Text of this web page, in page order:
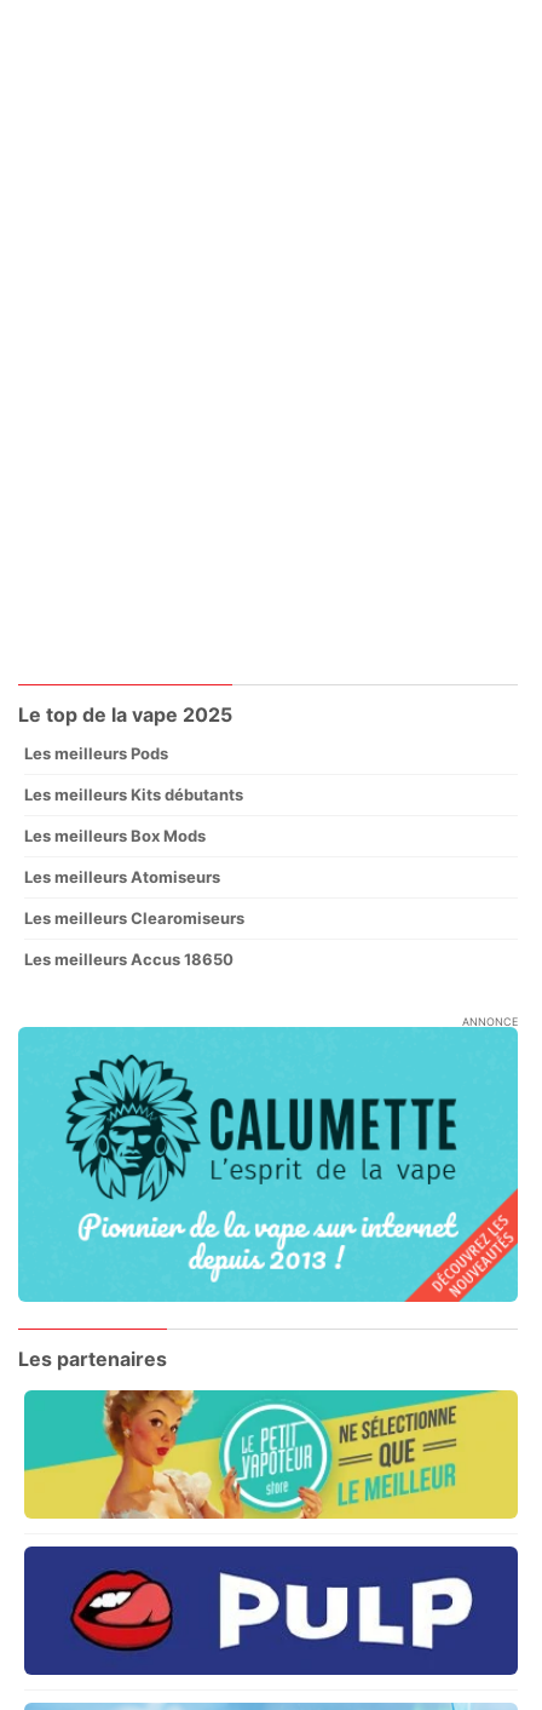
Le top de la vape 2025
Les meilleurs Pods
Les meilleurs Kits débutants
Les meilleurs Box Mods
Les meilleurs Atomiseurs
Les meilleurs Clearomiseurs
Les meilleurs Accus 18650
ANNONCE
Les partenaires